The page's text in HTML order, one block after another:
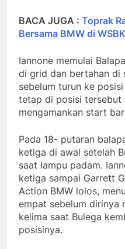
BACA JUGA : Toprak
Bersama BMW di
Iannone memulai
di grid dan bertahan di
sebelum turun ke
tetap di posisi tersebut
mengamankan start
Pada 18- putaran
ketiga di awal setelah
saat lampu padam.
ketiga sampai Garrett
Action BMW lolos,
empat sebelum dirinya
kelima saat Bulega
posisinya.